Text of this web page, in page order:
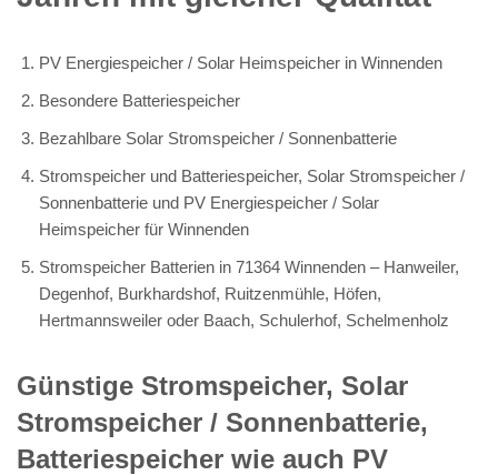
PV Energiespeicher / Solar Heimspeicher in Winnenden
Besondere Batteriespeicher
Bezahlbare Solar Stromspeicher / Sonnenbatterie
Stromspeicher und Batteriespeicher, Solar Stromspeicher /
Sonnenbatterie und PV Energiespeicher / Solar
Heimspeicher für Winnenden
Stromspeicher Batterien in 71364 Winnenden – Hanweiler,
Degenhof, Burkhardshof, Ruitzenmühle, Höfen,
Hertmannsweiler oder Baach, Schulerhof, Schelmenholz
Günstige Stromspeicher, Solar
Stromspeicher / Sonnenbatterie,
Batteriespeicher wie auch PV